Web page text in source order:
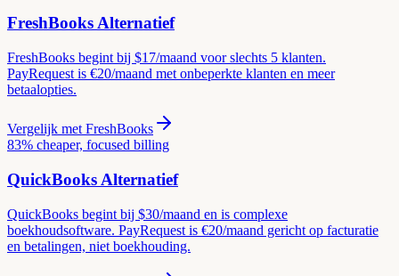
FreshBooksAlternatief
FreshBooks begint bij $17/maand voor slechts 5 klanten.
PayRequest is €20/maand met onbeperkte klanten en meer
betaalopties.
Vergelijk met FreshBooks
83% cheaper, focused billing
QuickBooks Alternatief
QuickBooks begint bij $30/maand en is complexe
boekhoudsoftware. PayRequest is €20/maand gericht op facturatie
en betalingen, niet boekhouding.